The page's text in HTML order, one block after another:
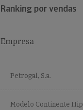
Ranking por vendas
Empresa
Petrogal, S.a.
Modelo Continente